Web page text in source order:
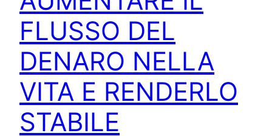
FLUSSO DEL
DENARO NELLA
VITA E RENDERLO
STABILE